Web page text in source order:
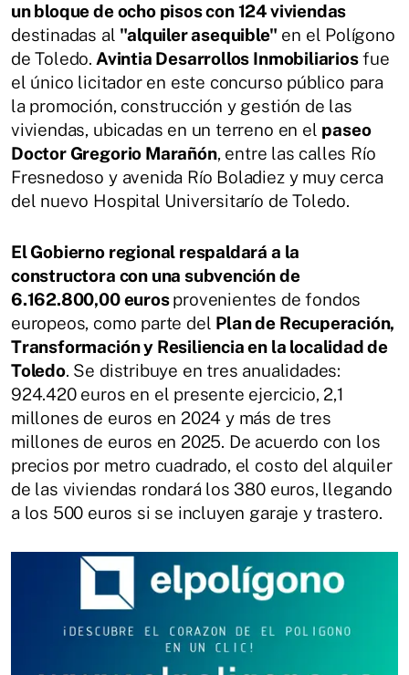
un bloque de ocho pisos con 124 viviendas
destinadas al "alquiler asequible" en el Polígono
de Toledo. Avintia Desarrollos Inmobiliariosfue
el único licitador en este concurso público para
la promoción, construcción y gestión de las
viviendas, ubicadas en un terreno en el paseo
Doctor Gregorio Marañón, entre las calles Río
Fresnedoso y avenida Río Boladiez y muy cerca
del nuevo Hospital Universitarío de Toledo.
El Gobierno regional respaldará a la
constructora con una subvención de
6.162.800,00 eurosprovenientes de fondos
europeos, como parte del Plan de Recuperación,
Transformación y Resiliencia en la localidad de
Toledo. Se distribuye en tres anualidades:
924.420 euros en el presente ejercicio, 2,1
millones de euros en 2024 y más de tres
millones de euros en 2025. De acuerdo con los
precios por metro cuadrado, el costo del alquiler
de las viviendas rondará los 380 euros, llegando
a los 500 euros si se incluyen garaje y trastero.